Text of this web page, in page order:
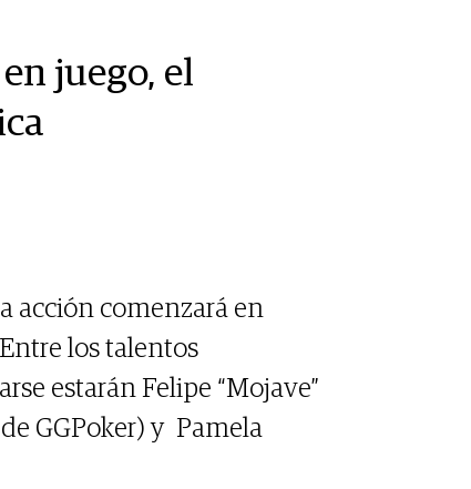
juego, el
acción comenzará en
los talentos
estarán Felipe “Mojave”
GGPoker) y Pamela